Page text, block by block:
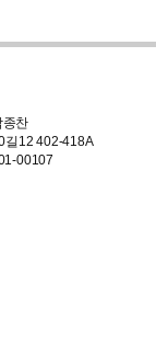
종찬
길12 402-418A
00107